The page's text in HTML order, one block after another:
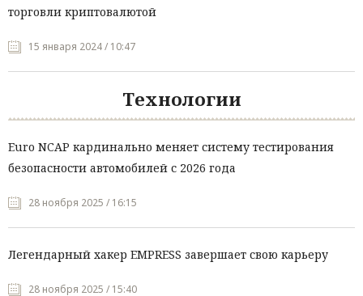
торговли криптовалютой
15 января 2024 / 10:47
Технологии
Euro NCAP кардинально меняет систему тестирования
безопасности автомобилей с 2026 года
28 ноября 2025 / 16:15
Легендарный хакер EMPRESS завершает свою карьеру
28 ноября 2025 / 15:40